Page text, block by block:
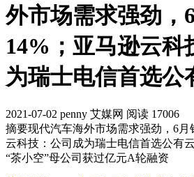
外市场需求强劲，
14%；亚马逊云科
为瑞士电信首选公
2021-07-02 penny 艾媒网 阅读 17006
摘要现代汽车海外市场需求强劲，6月
云科技：公司成为瑞士电信首选公有
“茶小空”母公司获过亿元A轮融资